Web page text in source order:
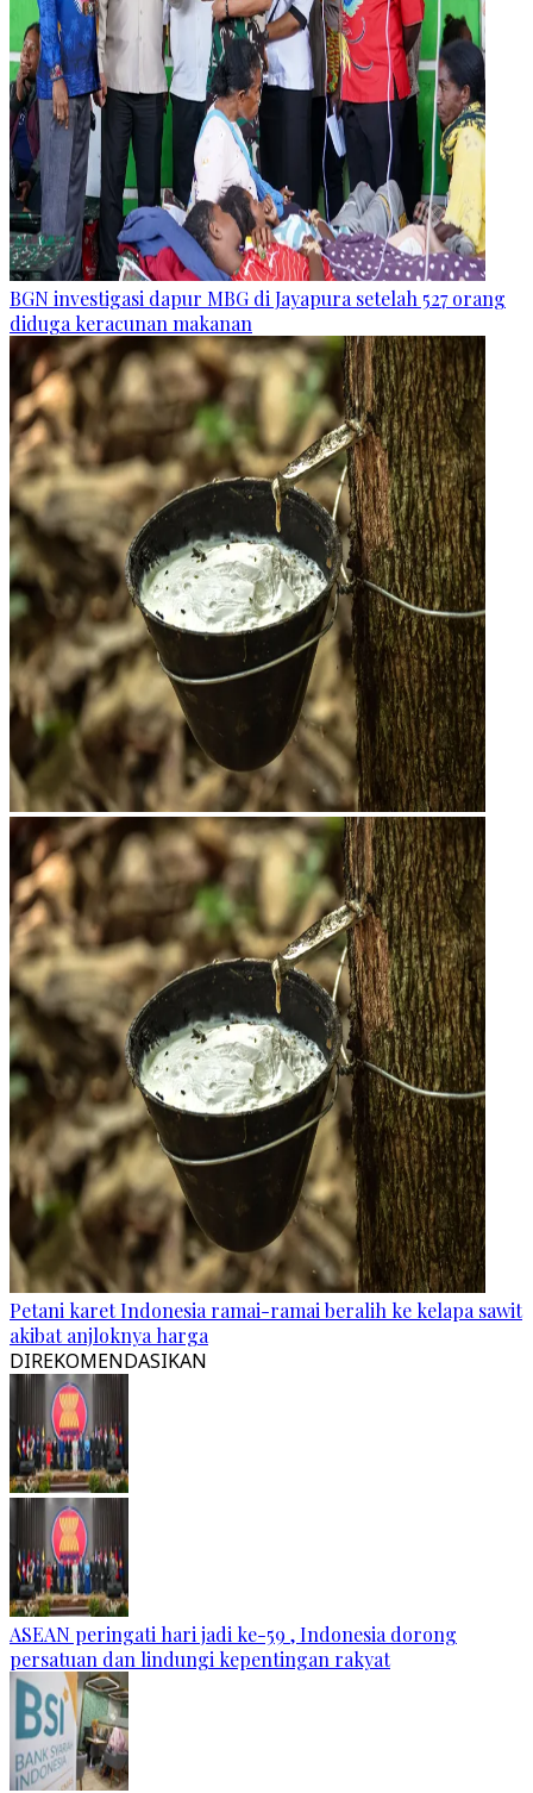
BGN investigasi dapur MBG di Jayapura setelah 527 orang
diduga keracunan makanan
Petani karet Indonesia ramai-ramai beralih ke kelapa sawit
akibat anjloknya harga
DIREKOMENDASIKAN
ASEAN peringati hari jadi ke-59 , Indonesia dorong
persatuan dan lindungi kepentingan rakyat